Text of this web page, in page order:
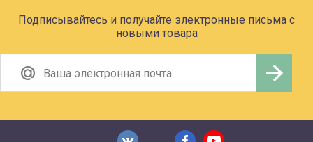
Подписывайтесь и получайте электронные письма с
новыми товара